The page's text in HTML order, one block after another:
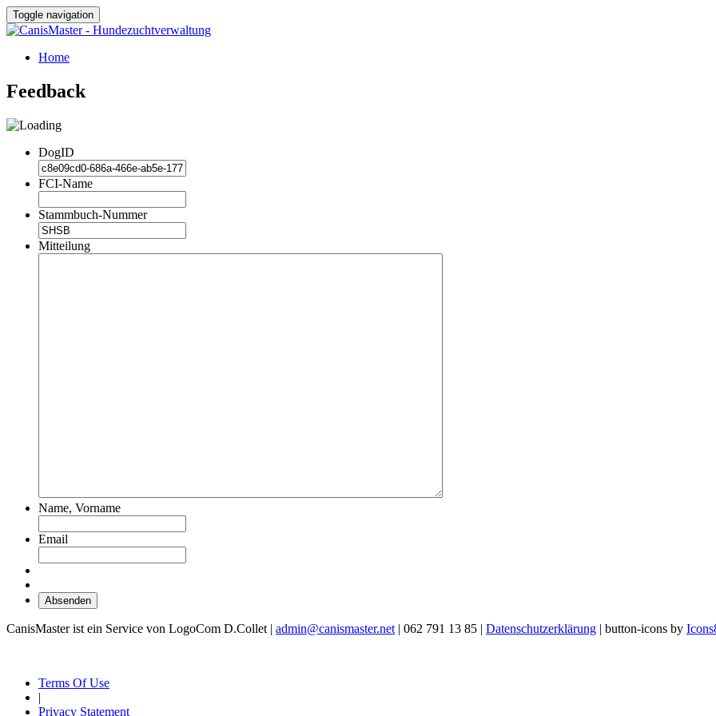
Toggle navigation
Home
Feedback
DogID
FCI-Name
Stammbuch-Nummer
Mitteilung
Name, Vorname
Email
CanisMaster ist ein Service von LogoCom D.Collet | admin@canismaster.net | 062 791 13 85 | Datenschutzerklärung | button-icons by
Terms Of Use
|
Privacy Statement